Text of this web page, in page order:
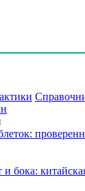
бока: